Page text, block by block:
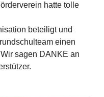
hatte tolle
beteiligt und
einen
sagen DANKE an